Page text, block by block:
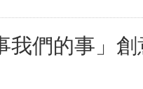
我們的事」